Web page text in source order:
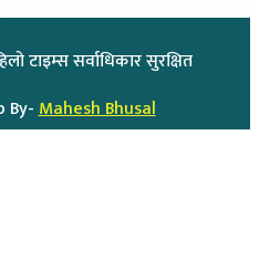
टाइम्स सर्वाधिकार सुरक्षित
By-Mahesh Bhusal